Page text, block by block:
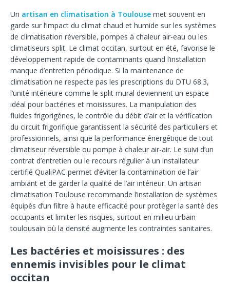
Un artisan en climatisation à Toulouse met souvent en
garde sur l’impact du climat chaud et humide sur les systèmes
de climatisation réversible, pompes à chaleur air-eau ou les
climatiseurs split. Le climat occitan, surtout en été, favorise le
développement rapide de contaminants quand l’installation
manque d’entretien périodique. Si la maintenance de
climatisation ne respecte pas les prescriptions du DTU 68.3,
l’unité intérieure comme le split mural deviennent un espace
idéal pour bactéries et moisissures. La manipulation des
fluides frigorigènes, le contrôle du débit d’air et la vérification
du circuit frigorifique garantissent la sécurité des particuliers et
professionnels, ainsi que la performance énergétique de tout
climatiseur réversible ou pompe à chaleur air-air. Le suivi d’un
contrat d’entretien ou le recours régulier à un installateur
certifié QualiPAC permet d’éviter la contamination de l’air
ambiant et de garder la qualité de l’air intérieur. Un artisan
climatisation Toulouse recommande l’installation de systèmes
équipés d’un filtre à haute efficacité pour protéger la santé des
occupants et limiter les risques, surtout en milieu urbain
toulousain où la densité augmente les contraintes sanitaires.
Les bactéries et moisissures : des
ennemis invisibles pour le climat
occitan